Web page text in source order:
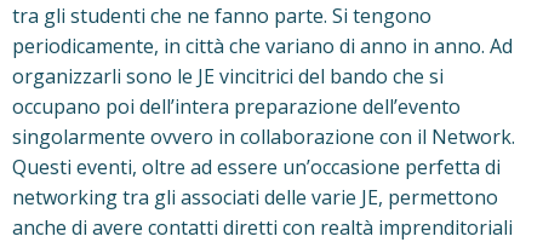
tra gli studenti che ne fanno parte. Si tengono
periodicamente, in città che variano di anno in anno. Ad
organizzarli sono le JE vincitrici del bando che si
occupano poi dell’intera preparazione dell’evento
singolarmente ovvero in collaborazione con il Network.
Questi eventi, oltre ad essere un’occasione perfetta di
networking tra gli associati delle varie JE, permettono
anche di avere contatti diretti con realtà imprenditoriali